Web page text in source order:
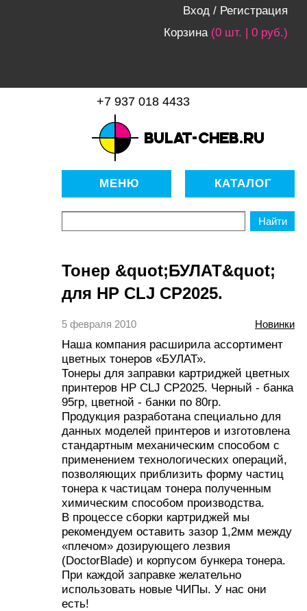
Вход / Регистрация
Корзина (0 шт. | 0 руб.)
материалы для копировально-
множительной техники
+7 937 018 4433
МЕНЮ КАТАЛОГ
Тонер &quot;БУЛАТ&quot;
для HP CLJ CP2025.
5 февраля 2010 Новинки
Наша компания расширила ассортимент
цветных тонеров «БУЛАТ».
Тонеры для заправки картриджей цветных
принтеров НР СLJ CP2025. Черный - банка
95гр, цветной - банки по 80гр.
Продукция разработана специально для
данных моделей принтеров и изготовлена
стандартным механическим способом с
применением технологических операций,
позволяющих приблизить форму частиц
тонера к частицам тонера полученным
химическим способом производства.
В процессе сборки картриджей мы
рекомендуем оставить зазор 1,2мм между
«плечом» дозирующего лезвия
(DoctorBlade) и корпусом бункера тонера.
При каждой заправке желательно
использовать новые ЧИПы. У нас они
есть!